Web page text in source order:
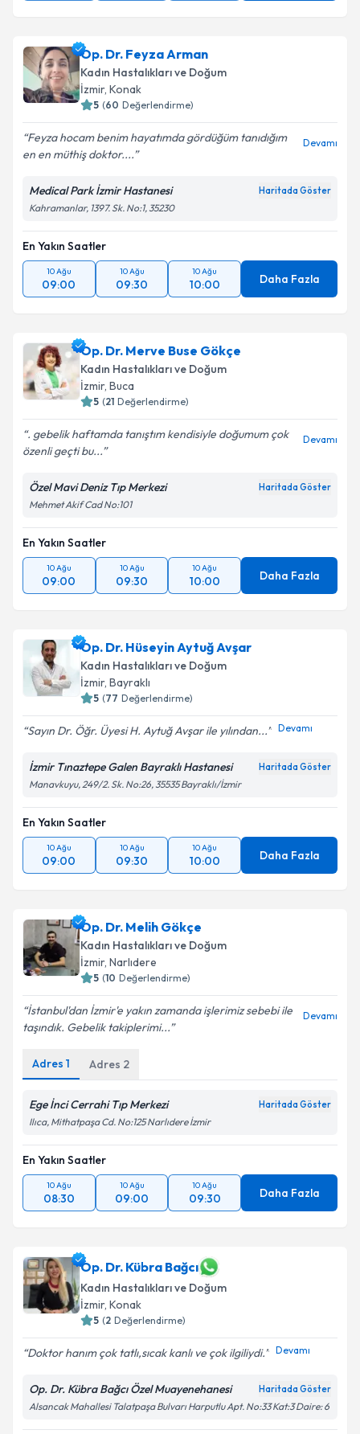
Op. Dr. Feyza Arman
Kadın Hastalıkları ve Doğum
İzmir, Konak
5 (60 Değerlendirme)
Feyza hocam benim hayatımda gördüğüm tanıdığım
en en müthiş doktor....
Devamı
Medical Park İzmir Hastanesi Haritada Göster
Kahramanlar, 1397. Sk. No:1, 35230
En Yakın Saatler
10 Ağu
09:00
10 Ağu
09:30
10 Ağu
10:00 Daha Fazla
Op. Dr. Merve Buse Gökçe
Kadın Hastalıkları ve Doğum
İzmir, Buca
5 (21 Değerlendirme)
. gebelik haftamda tanıştım kendisiyle doğumum çok
özenli geçti bu...
Devamı
Özel Mavi Deniz Tıp Merkezi Haritada Göster
Mehmet Akif Cad No:101
En Yakın Saatler
10 Ağu
09:00
10 Ağu
09:30
10 Ağu
10:00 Daha Fazla
Op. Dr. Hüseyin Aytuğ Avşar
Kadın Hastalıkları ve Doğum
İzmir, Bayraklı
5 (77 Değerlendirme)
Sayın Dr. Öğr. Üyesi H. Aytuğ Avşar ile yılından... Devamı
İzmir Tınaztepe Galen Bayraklı Hastanesi Haritada Göster
Manavkuyu, 249/2. Sk. No:26, 35535 Bayraklı/İzmir
En Yakın Saatler
10 Ağu
09:00
10 Ağu
09:30
10 Ağu
10:00 Daha Fazla
Op. Dr. Melih Gökçe
Kadın Hastalıkları ve Doğum
İzmir, Narlıdere
5 (10 Değerlendirme)
İstanbul'dan İzmir'e yakın zamanda işlerimiz sebebi ile
taşındık. Gebelik takiplerimi...
Devamı
Adres 1 Adres 2
Ege İnci Cerrahi Tıp Merkezi Haritada Göster
Ilıca, Mithatpaşa Cd. No:125 Narlıdere İzmir
En Yakın Saatler
10 Ağu
08:30
10 Ağu
09:00
10 Ağu
09:30 Daha Fazla
Op. Dr. Kübra Bağcı
Kadın Hastalıkları ve Doğum
İzmir, Konak
5 (2 Değerlendirme)
Doktor hanım çok tatlı,sıcak kanlı ve çok ilgiliydi.️ Devamı
Op. Dr. Kübra Bağcı Özel Muayenehanesi Haritada Göster
Alsancak Mahallesi Talatpaşa Bulvarı Harputlu Apt. No:33 Kat:3 Daire: 6